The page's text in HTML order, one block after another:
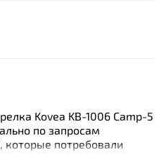
Kovea KB-1006 Camp-5
по запросам
которые потребовали